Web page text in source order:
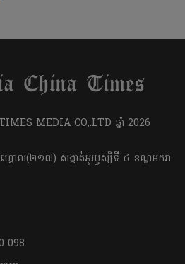
MEDIA CO,.LTD ឆ្នាំ​ 2026
គោល(២១៧) សង្កាត់អូរឫស្សីទី ៤ ខណ្ឌមករា
098